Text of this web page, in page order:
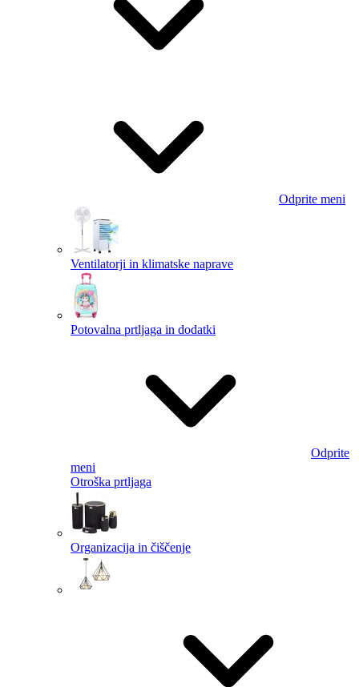
Odprite meni
Ventilatorji in klimatske naprave
Potovalna prtljaga in dodatki
Odprite
meni
Otroška prtljaga
Organizacija in čiščenje